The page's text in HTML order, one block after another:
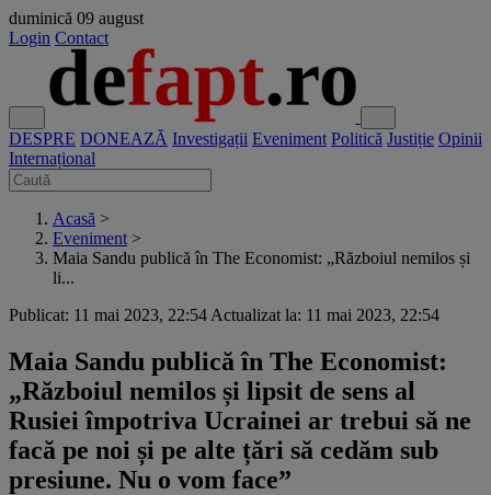
duminică 09 august
Login Contact
DESPRE DONEAZĂ Investigații Eveniment Politică Justiție Opinii
Internațional
Acasă >
Eveniment >
Maia Sandu publică în The Economist: „Războiul nemilos și
li...
Publicat: 11 mai 2023, 22:54 Actualizat la: 11 mai 2023, 22:54
Maia Sandu publică în The Economist:
„Războiul nemilos și lipsit de sens al
Rusiei împotriva Ucrainei ar trebui să ne
facă pe noi și pe alte țări să cedăm sub
presiune. Nu o vom face”